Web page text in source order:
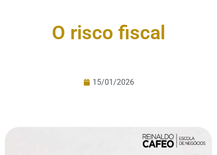
O risco fiscal
15/01/2026